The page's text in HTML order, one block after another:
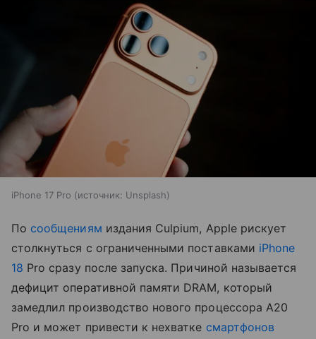
iPhone 17 Pro источник: Unsplash
По сообщениям издания Culpium, Apple рискует
столкнуться с ограниченными поставками iPhone
18 Pro сразу после запуска. Причиной называется
дефицит оперативной памяти DRAM, который
замедлил производство нового процессора A20
Pro и может привести к нехватке смартфонов